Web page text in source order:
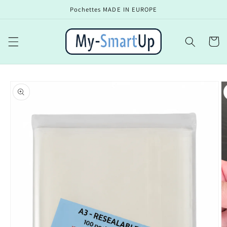
Pochettes MADE IN EUROPE
Panier
Passer aux
informations
produits